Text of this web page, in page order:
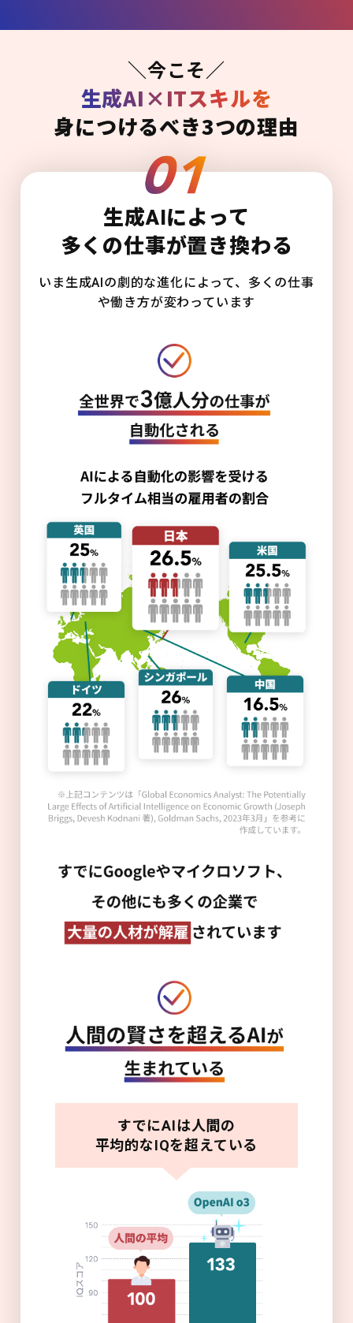
＼今こそ／
生成AI×ITスキルを
身につけるべき3つの理由
生成AIによって
多くの仕事が置き換わる
いま生成AIの劇的な進化によって、多くの仕事
や働き方が変わっています
すでにAIは人間の
平均的なIQを超えている